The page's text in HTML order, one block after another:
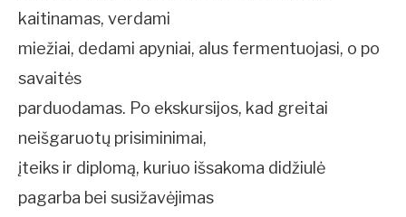
kaitinamas, verdami
miežiai, dedami apyniai, alus fermentuojasi, o po
savaitės 
parduodamas. Po ekskursijos, kad greitai
neišgaruotų prisiminimai,
įteiks ir diplomą, kuriuo išsakoma didžiulė
pagarba bei susižavėjimas